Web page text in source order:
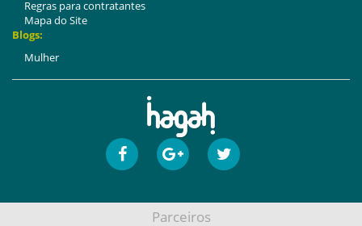
Regras para contratantes
Mapa do Site
Blogs:
Mulher
Parceiros